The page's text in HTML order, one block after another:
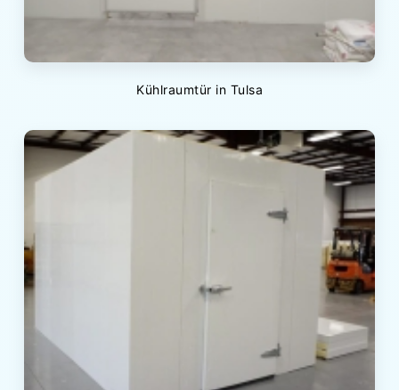
Kühlraumtür in Tulsa